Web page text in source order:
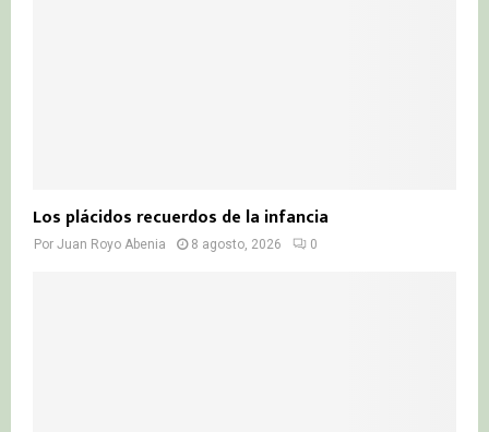
Los plácidos recuerdos de la infancia
Por Juan Royo Abenia 8 agosto, 2026 0